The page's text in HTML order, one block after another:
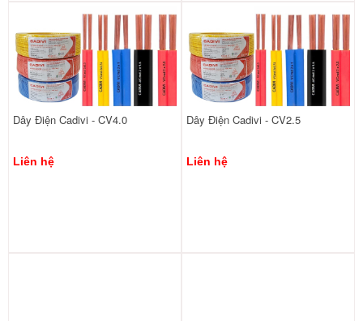
Dây Điện Cadivi - CV4.0
Liên hệ
Dây Điện Cadivi - CV2.5
Liên hệ